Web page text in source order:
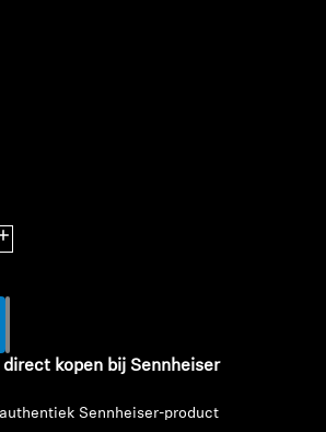
Subs
verhogen
direct kopen bij Sennheiser
Sennheiser-product